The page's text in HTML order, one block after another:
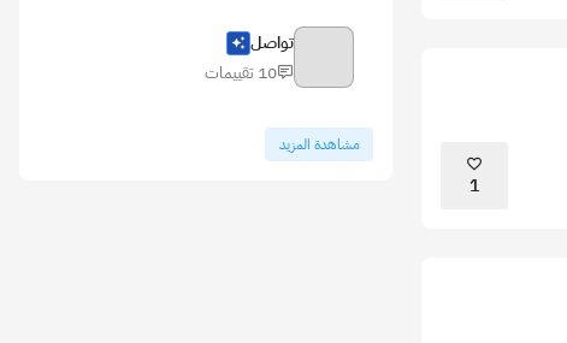
1
تواصل
10 تقييمات
مشاهدة المزيد